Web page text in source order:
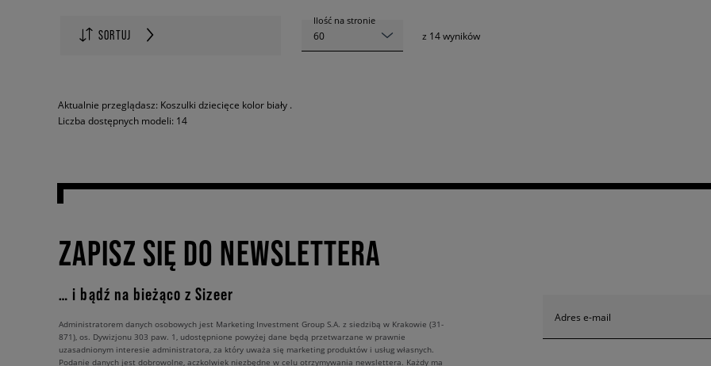
SORTUJ
Ilość na stronie
60 z 14wyników
Aktualnie przeglądasz: Koszulki dziecięce kolor biały .
Liczba dostępnych modeli: 14
ZAPISZ SIĘ DO NEWSLETTERA
… i bądź na bieżąco z Sizeer
Adres e-mail
Administratorem danych osobowych jest Marketing Investment Group S.A. z siedzibą w Krakowie (31-
871), os. Dywizjonu 303 paw. 1, udostępnione powyżej dane będą przetwarzane w prawnie
uzasadnionym interesie administratora, za który uważa się marketing produktów i usług własnych.
Podanie danych jest dobrowolne, aczkolwiek niezbędne w celu otrzymywania newslettera. Każdy ma